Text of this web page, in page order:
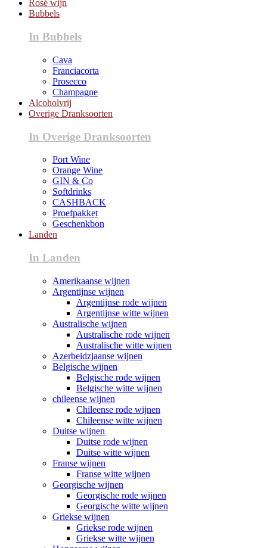
Rosé wijn
Bubbels
In Bubbels
Cava
Franciacorta
Prosecco
Champagne
Alcoholvrij
Overige Dranksoorten
In Overige Dranksoorten
Port Wine
Orange Wine
GIN & Co
Softdrinks
CASHBACK
Proefpakket
Geschenkbon
Landen
In Landen
Amerikaanse wijnen
Argentijnse wijnen
Argentijnse rode wijnen
Argentijnse witte wijnen
Australische wijnen
Australische rode wijnen
Australische witte wijnen
Azerbeidzjaanse wijnen
Belgische wijnen
Belgische rode wijnen
Belgische witte wijnen
chileense wijnen
Chileense rode wijnen
Chileense witte wijnen
Duitse wijnen
Duitse rode wijnen
Duitse witte wijnen
Franse wijnen
Franse witte wijnen
Georgische wijnen
Georgische rode wijnen
Georgische witte wijnen
Griekse wijnen
Griekse rode wijnen
Griekse witte wijnen